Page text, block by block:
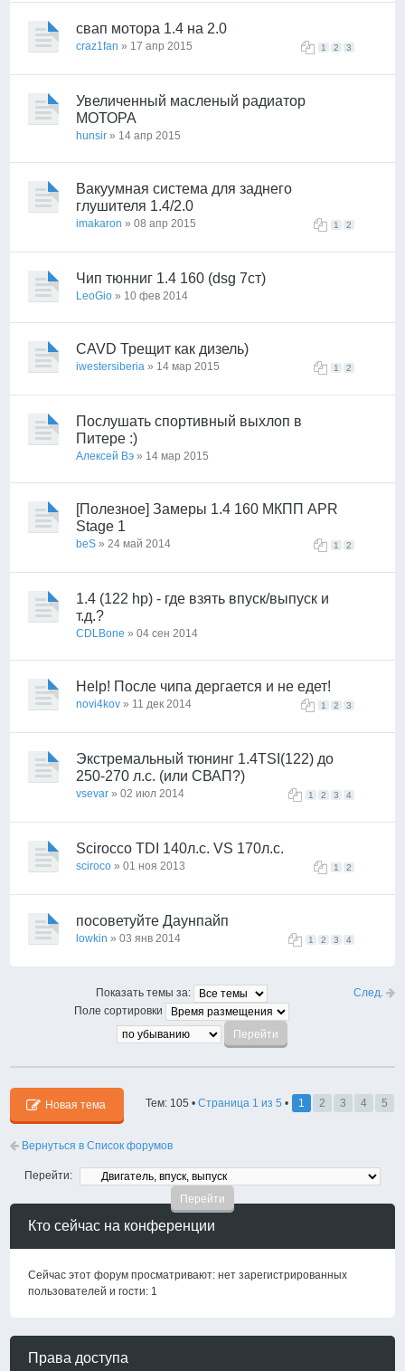
свап мотора 1.4 на 2.0
1 2 3
craz1fan » 17 апр 2015
Увеличенный масленый радиатор
МОТОРА
hunsir » 14 апр 2015
Вакуумная система для заднего
глушителя 1.4/2.0
1 2
imakaron » 08 апр 2015
Чип тюнниг 1.4 160 (dsg 7ст)
LeoGio » 10 фев 2014
CAVD Трещит как дизель)
1 2
iwestersiberia » 14 мар 2015
Послушать спортивный выхлоп в
Питере :)
Алексей Вэ » 14 мар 2015
[Полезное] Замеры 1.4 160 МКПП APR
Stage 1
1 2
beS » 24 май 2014
1.4 (122 hp) - где взять впуск/выпуск и
т.д.?
CDLBone » 04 сен 2014
Help! После чипа дергается и не едет!
1 2 3
novi4kov » 11 дек 2014
Экстремальный тюнинг 1.4TSI(122) до
250-270 л.с. (или СВАП?)
1 2 3 4
vsevar » 02 июл 2014
Scirocco TDI 140л.с. VS 170л.с.
1 2
sciroco » 01 ноя 2013
посоветуйте Даунпайп
1 2 3 4
lowkin » 03 янв 2014
След.
Показать темы за:
Поле сортировки
Новая тема Тем: 105 • Страница 1 из 5 • 1 2 3 4 5
Вернуться в Список форумов
Перейти:
Кто сейчас на конференции
Сейчас этот форум просматривают: нет зарегистрированных
пользователей и гости: 1
Права доступа